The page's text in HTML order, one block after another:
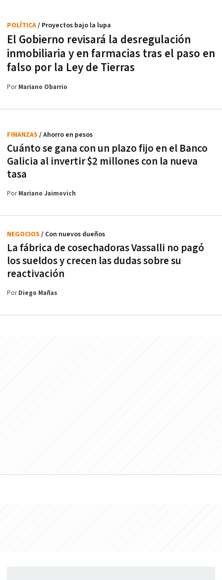
El Gobierno revisará la desregulación
inmobiliaria y en farmacias tras el paso en
falso por la Ley de Tierras
POLÍTICA/ Proyectos bajo la lupa
PorMariano Obarrio
Cuánto se gana con un plazo fijo en el Banco
Galicia al invertir $2 millones con la nueva
tasa
FINANZAS / Ahorro en pesos
PorMariano Jaimovich
La fábrica de cosechadoras Vassalli no pagó
los sueldos y crecen las dudas sobre su
reactivación
NEGOCIOS / Con nuevos dueños
PorDiego Mañas